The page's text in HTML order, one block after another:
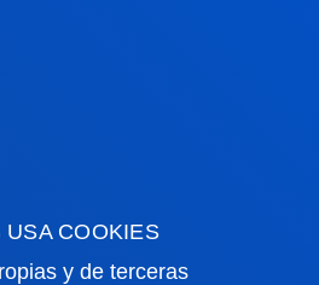
USA COOKIES
y de terceras